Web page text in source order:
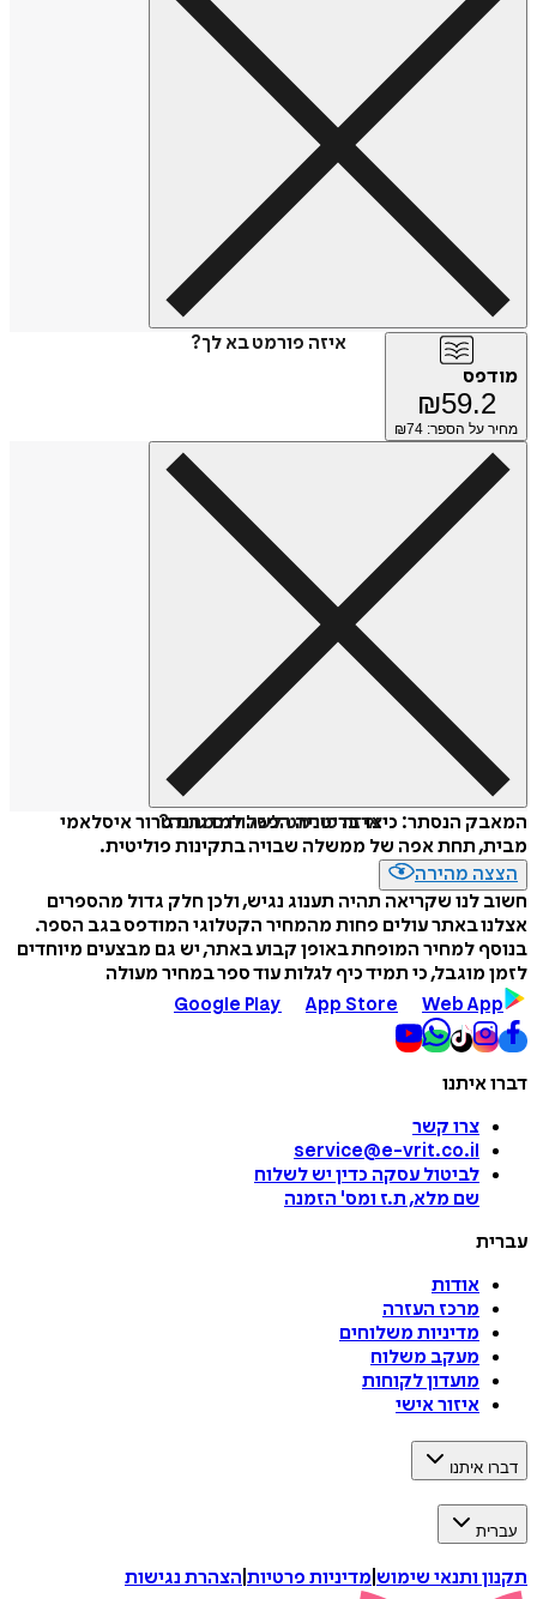
איזה פורמט בא לך?
מודפס
₪59.2
מחיר על הספר: ₪ 74
איזה פורמט לשלוח כמתנה?
המאבק הנסתר: כיצד בריטניה הפכה למדגרת טרור איסלאמי
מבית, תחת אפה של ממשלה שבויה בתקינות פוליטית.
הצצה מהירה
חשוב לנו שקריאה תהיה תענוג נגיש, ולכן חלק גדול מהספרים
אצלנו באתר עולים פחות מהמחיר הקטלוגי המודפס בגב הספר.
בנוסף למחיר המופחת באופן קבוע באתר, יש גם מבצעים מיוחדים
לזמן מוגבל, כי תמיד כיף לגלות עוד ספר במחיר מעולה
Google Play
App Store Web App
דברו איתנו
צרו קשר
service@e-vrit.co.il
לביטול עסקה כדין יש לשלוח
שם מלא, ת.ז ומס' הזמנה
עברית
אודות
מרכז העזרה
מדיניות משלוחים
מעקב משלוח
מועדון לקוחות
איזור אישי
דברו איתנו
עברית
תקנון ותנאי שימוש מדיניות פרטיות הצהרת נגישות